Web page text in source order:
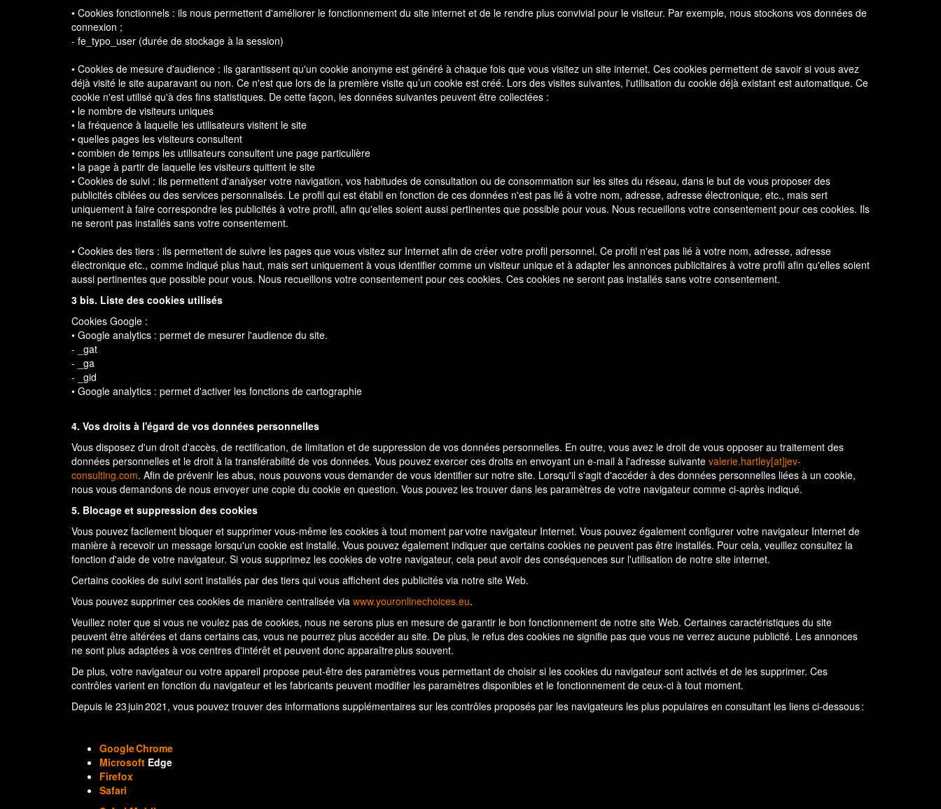
• Cookies fonctionnels : ils nous permettent d'améliorer le fonctionnement du site internet et de le rendre plus convivial pour le visiteur. Par exemple, nous stockons vos données de
connexion ;
- fe_typo_user (durée de stockage à la session)
• Cookies de mesure d'audience : ils garantissent qu'un cookie anonyme est généré à chaque fois que vous visitez un site internet. Ces cookies permettent de savoir si vous avez
déjà visité le site auparavant ou non. Ce n'est que lors de la première visite qu’un cookie est créé. Lors des visites suivantes, l'utilisation du cookie déjà existant est automatique. Ce
cookie n'est utilisé qu'à des fins statistiques. De cette façon, les données suivantes peuvent être collectées :
• le nombre de visiteurs uniques
• la fréquence à laquelle les utilisateurs visitent le site
• quelles pages les visiteurs consultent
• combien de temps les utilisateurs consultent une page particulière
• la page à partir de laquelle les visiteurs quittent le site
• Cookies de suivi : ils permettent d'analyser votre navigation, vos habitudes de consultation ou de consommation sur les sites du réseau, dans le but de vous proposer des
publicités ciblées ou des services personnalisés. Le profil qui est établi en fonction de ces données n'est pas lié à votre nom, adresse, adresse électronique, etc., mais sert
uniquement à faire correspondre les publicités à votre profil, afin qu'elles soient aussi pertinentes que possible pour vous. Nous recueillons votre consentement pour ces cookies. Ils
ne seront pas installés sans votre consentement.
• Cookies des tiers : ils permettent de suivre les pages que vous visitez sur Internet afin de créer votre profil personnel. Ce profil n'est pas lié à votre nom, adresse, adresse
électronique etc., comme indiqué plus haut, mais sert uniquement à vous identifier comme un visiteur unique et à adapter les annonces publicitaires à votre profil afin qu'elles soient
aussi pertinentes que possible pour vous. Nous recueillons votre consentement pour ces cookies. Ces cookies ne seront pas installés sans votre consentement.
3 bis. Liste des cookies utilisés
Cookies Google :
• Google analytics : permet de mesurer l'audience du site.
- _gat
- _ga
- _gid
• Google analytics : permet d'activer les fonctions de cartographie
4. Vos droits à l'égard de vos données personnelles
Vous disposez d'un droit d'accès, de rectification, de limitation et de suppression de vos données personnelles. En outre, vous avez le droit de vous opposer au traitement des
données personnelles et le droit à la transférabilité de vos données. Vous pouvez exercer ces droits en envoyant un e-mail à l'adresse suivante valerie.hartley[at]jev-
consulting.com. Afin de prévenir les abus, nous pouvons vous demander de vous identifier sur notre site. Lorsqu'il s'agit d'accéder à des données personnelles liées à un cookie,
nous vous demandons de nous envoyer une copie du cookie en question. Vous pouvez les trouver dans les paramètres de votre navigateur comme ci-après indiqué.
5. Blocage et suppression des cookies
Vous pouvez facilement bloquer et supprimer vous-même les cookies à tout moment par votre navigateur Internet. Vous pouvez également configurer votre navigateur Internet de
manière à recevoir un message lorsqu'un cookie est installé. Vous pouvez également indiquer que certains cookies ne peuvent pas être installés. Pour cela, veuillez consultez la
fonction d'aide de votre navigateur. Si vous supprimez les cookies de votre navigateur, cela peut avoir des conséquences sur l'utilisation de notre site internet.
Certains cookies de suivi sont installés par des tiers qui vous affichent des publicités via notre site Web.
Vous pouvez supprimer ces cookies de manière centralisée via www.youronlinechoices.eu.
Veuillez noter que si vous ne voulez pas de cookies, nous ne serons plus en mesure de garantir le bon fonctionnement de notre site Web. Certaines caractéristiques du site
peuvent être altérées et dans certains cas, vous ne pourrez plus accéder au site. De plus, le refus des cookies ne signifie pas que vous ne verrez aucune publicité. Les annonces
ne sont plus adaptées à vos centres d'intérêt et peuvent donc apparaître plus souvent.
De plus, votre navigateur ou votre appareil propose peut-être des paramètres vous permettant de choisir si les cookies du navigateur sont activés et de les supprimer. Ces
contrôles varient en fonction du navigateur et les fabricants peuvent modifier les paramètres disponibles et le fonctionnement de ceux-ci à tout moment.
Depuis le 23 juin 2021, vous pouvez trouver des informations supplémentaires sur les contrôles proposés par les navigateurs les plus populaires en consultant les liens ci-dessous :
Google Chrome
Microsoft Edge
Firefox
Safari